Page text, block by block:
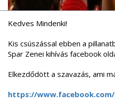
Kedves Mindenki!
Kis csúszással ebben a
Spar Zenei kihívás facebook
Elkezdődött a szavazás, ami
https://www.facebook.com/